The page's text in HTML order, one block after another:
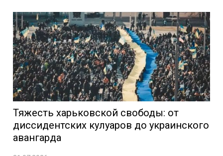
Тяжесть харьковской свободы: от
диссидентских кулуаров до украинского
авангарда